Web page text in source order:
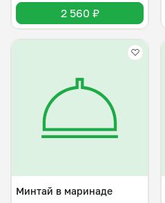
2 560 ₽
Минтай в маринаде